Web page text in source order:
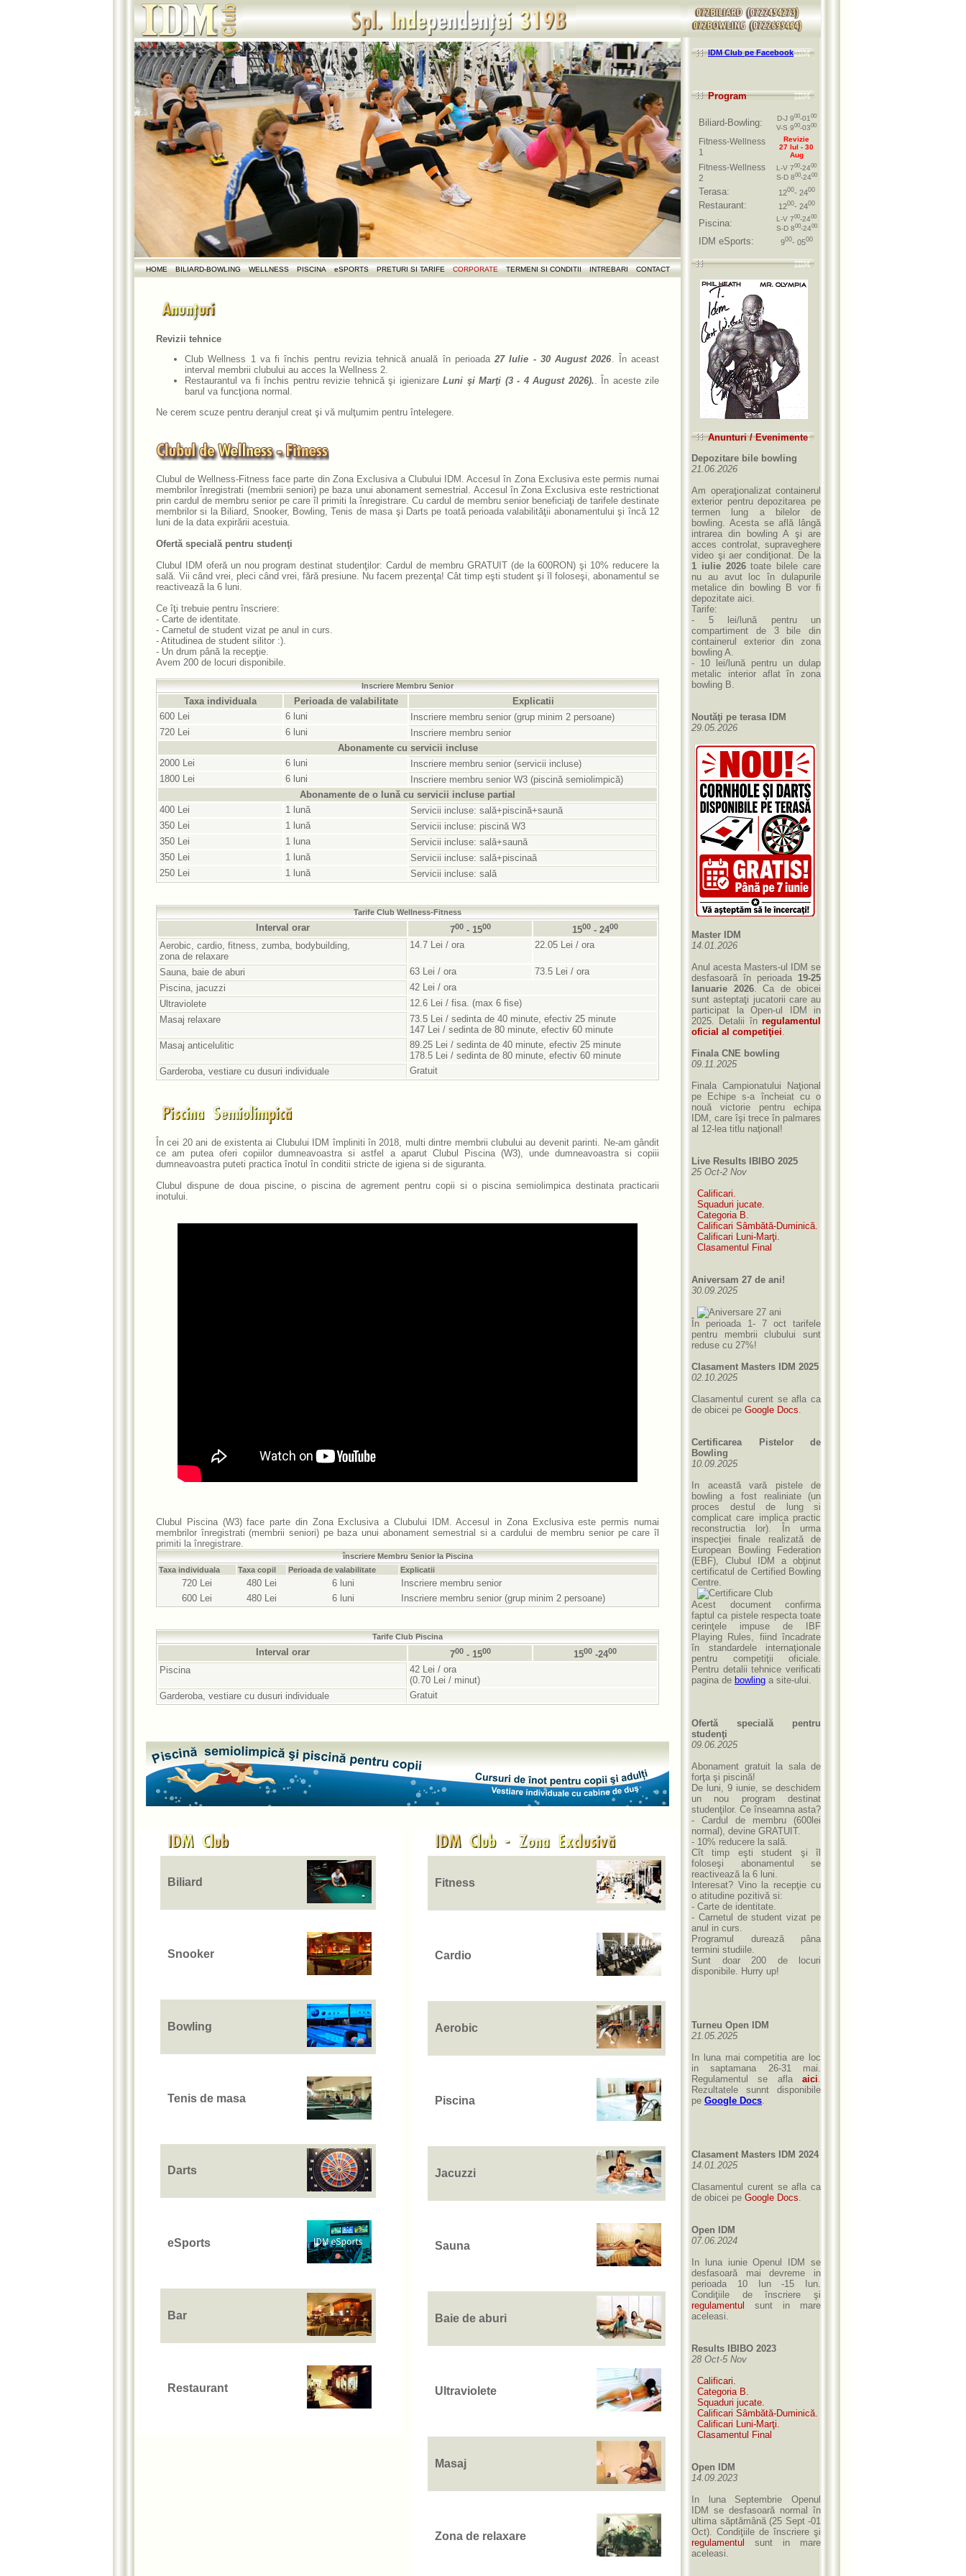
HOME BILIARD-BOWLING WELLNESS PISCINA eSPORTS PRETURI SI TARIFE CORPORATE TERMENI SI CONDITII INTREBARI CONTACT
Revizii tehnice
Club Wellness 1 va fi închis pentru revizia tehnică anuală în perioada27 Iulie - 30 August 2026. În aceast
interval membrii clubului au acces la Wellness 2.
Restaurantul va fi închis pentru revizie tehnică şi igienizareLuni şi Marţi (3 - 4 August 2026).. În aceste zile
barul va funcţiona normal.
Ne cerem scuze pentru deranjul creat şi vă mulţumim pentru întelegere.
Clubul de Wellness-Fitness face parte din Zona Exclusiva a Clubului IDM. Accesul în Zona Exclusiva este permis numai
membrilor înregistrati (membrii seniori) pe baza unui abonament semestrial. Accesul în Zona Exclusiva este restrictionat
prin cardul de membru senior pe care îl primiti la înregistrare. Cu cardul de membru senior beneficiaţi de tarifele destinate
membrilor si la Biliard, Snooker, Bowling, Tenis de masa şi Darts pe toată perioada valabilităţii abonamentului şi încă 12
luni de la data expirării acestuia.
Ofertă specială pentru studenţi
Clubul IDM oferă un nou program destinat studenţilor: Cardul de membru GRATUIT (de la 600RON) şi 10% reducere la
sală. Vii când vrei, pleci când vrei, fără presiune. Nu facem prezenţa! Cât timp eşti student şi îl foloseşi, abonamentul se
reactivează la 6 luni.
Ce îţi trebuie pentru înscriere:
- Carte de identitate.
- Carnetul de student vizat pe anul in curs.
- Atitudinea de student silitor :).
- Un drum până la recepţie.
Avem 200 de locuri disponibile.
Inscriere Membru Senior
Taxa individuala Perioada de valabilitate
Explicatii
600 Lei
6 luni
Inscriere membru senior (grup minim 2 persoane)
720 Lei
6 luni
Inscriere membru senior
Abonamente cu servicii incluse
2000 Lei
6 luni
Inscriere membru senior (servicii incluse)
1800 Lei
6 luni
Inscriere membru senior W3 (piscină semiolimpică)
Abonamente de o lună cu servicii incluse partial
400 Lei
1 lună
Servicii incluse: sală+piscină+saună
350 Lei
1 lună
Servicii incluse: piscină W3
350 Lei
1 luna
Servicii incluse: sală+saună
350 Lei
1 lună
Servicii incluse: sală+piscinaă
250 Lei
1 lună Servicii incluse: sală
Tarife Club Wellness-Fitness
Interval orar 700- 1500 1500 - 2400
Aerobic, cardio, fitness, zumba, bodybuilding,
zona de relaxare
14.7 Lei / ora 22.05 Lei / ora
Sauna, baie de aburi 63 Lei / ora
73.5 Lei / ora
Piscina, jacuzzi
42 Lei / ora
Ultraviolete
12.6 Lei / fisa. (max 6 fise)
Masaj relaxare
73.5 Lei / sedinta de 40 minute, efectiv 25 minute
147 Lei / sedinta de 80 minute, efectiv 60 minute
Masaj anticelulitic
89.25 Lei / sedinta de 40 minute, efectiv 25 minute
178.5 Lei / sedinta de 80 minute, efectiv 60 minute
Garderoba, vestiare cu dusuri individuale
Gratuit
În cei 20 ani de existenta ai Clubului IDM împliniti în 2018, multi dintre membrii clubului au devenit parinti. Ne-am gândit
ce am putea oferi copiilor dumneavoastra si astfel a aparut Clubul Piscina (W3), unde dumneavoastra si copiii
dumneavoastra puteti practica înotul în conditii stricte de igiena si de siguranta.
Clubul dispune de doua piscine, o piscina de agrement pentru copii si o piscina semiolimpica destinata practicarii
inotului.
Clubul Piscina (W3) face parte din Zona Exclusiva a Clubului IDM. Accesul in Zona Exclusivaeste permis numai
membrilor înregistrati (membrii seniori) pe baza unui abonament semestrial si acardului de membru senior pe care îl
primiti la înregistrare.
înscriere Membru Senior la Piscina
Taxa individuala
Taxa copil Perioada de valabilitate Explicatii
720 Lei 480 Lei 6 luni
Inscriere membru senior
600 Lei
480 Lei 6 luni Inscriere membru senior (grup minim 2 persoane)
Tarife Club Piscina
Interval orar 700- 1500 1500 -2400
Piscina
42 Lei / ora
(0.70 Lei / minut)
Garderoba, vestiare cu dusuri individuale
Gratuit
Biliard
Snooker
Bowling
Tenis de masa
Darts
eSports
Bar
Restaurant
Fitness
Cardio
Aerobic
Piscina
Jacuzzi
Sauna
Baie de aburi
Ultraviolete
Masaj
Zona de relaxare
IDM Club pe Facebook
Program
Biliard-Bowling: D-J 900-0100
V-S 900-0300
Fitness-Wellness
1
Revizie
27 Iul - 30
Aug
Fitness-Wellness
2
L-V 700-2400
S-D 800-2400
Terasa: 1200- 2400
Restaurant: 1200- 2400
Piscina: L-V 700-2400
S-D 800-2400
IDM eSports: 900- 0500
Anunturi / Evenimente
Depozitare bile bowling
21.06.2026
Am operaţionalizat containerul
exterior pentru depozitarea pe
termen lung a bilelor de
bowling. Acesta se află lângă
intrarea din bowling A şi are
acces controlat, supraveghere
video şi aer condiţionat. De la
1 iulie 2026toate bilele care
nu au avut loc în dulapurile
metalice din bowling B vor fi
depozitate aici.
Tarife:
- 5 lei/lună pentru un
compartiment de 3 bile din
containerul exterior din zona
bowling A.
- 10 lei/lună pentru un dulap
metalic interior aflat în zona
bowling B.
Noutăţi pe terasa IDM
29.05.2026
Master IDM
14.01.2026
Anul acesta Masters-ul IDM se
desfasoară în perioada 19-25
Ianuarie 2026. Ca de obicei
sunt asteptaţi jucatorii care au
participat la Open-ul IDM in
2025. Detalii în regulamentul
oficial al competiţiei.
Finala CNE bowling
09.11.2025
Finala Campionatului Naţional
pe Echipe s-a încheiat cu o
nouă victorie pentru echipa
IDM, care îşi trece în palmares
al 12-lea titlu naţional!
Live Results IBIBO 2025
25 Oct-2 Nov
Calificari.
Squaduri jucate.
Categoria B.
Calificari Sâmbătă-Duminică.
Calificari Luni-Marţi.
Clasamentul Final
Aniversam 27 de ani!
30.09.2025
În perioada 1- 7 oct tarifele
pentru membrii clubului sunt
reduse cu 27%!
Clasament Masters IDM 2025
02.10.2025
Clasamentul curent se afla ca
de obicei pe Google Docs.
Certificarea Pistelor de
Bowling
10.09.2025
In această vară pistele de
bowling a fost realiniate (un
proces destul de lung si
complicat care implica practic
reconstructia lor). În urma
inspecţiei finale realizată de
European Bowling Federation
(EBF), Clubul IDM a obţinut
certificatul de Certified Bowling
Centre.
Acest document confirma
faptul ca pistele respecta toate
cerinţele impuse de IBF
Playing Rules, fiind încadrate
în standardele internaţionale
pentru competiţii oficiale.
Pentru detalii tehnice verificati
pagina de bowling a site-ului.
Ofertă specială pentru
studenţi
09.06.2025
Abonament gratuit la sala de
forţa şi piscină!
De luni, 9 iunie, se deschidem
un nou program destinat
studenţilor. Ce înseamna asta?
- Cardul de membru (600lei
normal), devine GRATUIT.
- 10% reducere la sală.
Cît timp eşti student şi îl
foloseşi abonamentul se
reactivează la 6 luni.
Interesat? Vino la recepţie cu
o atitudine pozitivă si:
- Carte de identitate.
- Carnetul de student vizat pe
anul in curs.
Programul durează pâna
termini studiile.
Sunt doar 200 de locuri
disponibile. Hurry up!
Turneu Open IDM
21.05.2025
In luna mai competitia are loc
in saptamana 26-31 mai.
Regulamentul se afla aici.
Rezultatele sunnt disponibile
pe Google Docs.
Clasament Masters IDM 2024
14.01.2025
Clasamentul curent se afla ca
de obicei pe Google Docs.
Open IDM
07.06.2024
In luna iunie Openul IDM se
desfasoară mai devreme in
perioada 10 Iun -15 Iun.
Condiţiile de înscriere şi
regulamentul
sunt in mare
aceleasi.
Results IBIBO 2023
28 Oct-5 Nov
Calificari.
Categoria B.
Squaduri jucate.
Calificari Sâmbătă-Duminică.
Calificari Luni-Marţi.
Clasamentul Final
Open IDM
14.09.2023
In luna Septembrie Openul
IDM se desfasoară normal în
ultima săptămână (25 Sept -01
Oct). Condiţiile de înscriere şi
regulamentul
sunt in mare
aceleasi.